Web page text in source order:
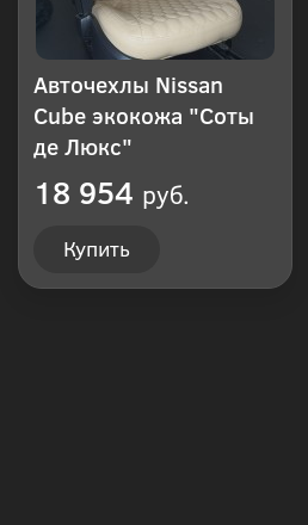
Авточехлы Nissan
Cube экокожа "Соты
де Люкс"
18 954 руб.
Купить